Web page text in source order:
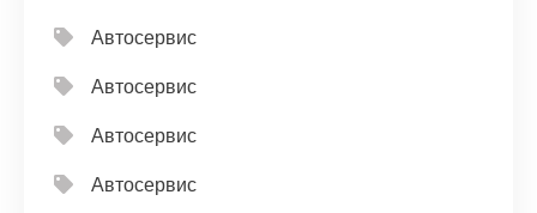
Автосервис
Автосервис
Автосервис
Автосервис